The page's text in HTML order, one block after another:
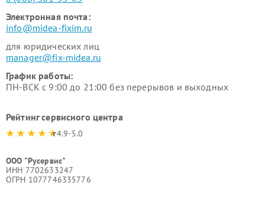
Электронная почта:
info@midea-fixim.ru
для юридических лиц
manager@fix-midea.ru
График работы:
ПН-ВСК с 9:00 до 21:00 без перерывов и выходных
Рейтинг сервисного центра
4.9-5.0
ООО "Русервис"
ИНН 7702633247
ОГРН 1077746335776